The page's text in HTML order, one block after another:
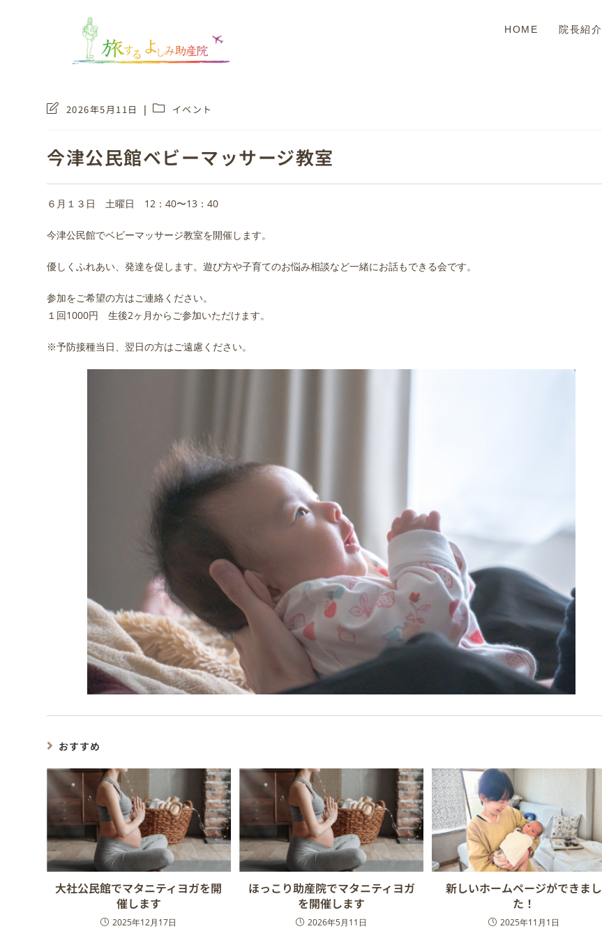
HOME 院長紹介
2026年5月11日 イベント
今津公民館ベビーマッサージ教室
６月１３日 土曜日 12：40〜13：40
今津公民館でベビーマッサージ教室を開催します。
優しくふれあい、発達を促します。遊び方や子育てのお悩み相談など一緒にお話もできる会です。
参加をご希望の方はご連絡ください。
１回1000円 生後2ヶ月からご参加いただけます。
※予防接種当日、翌日の方はご遠慮ください。
おすすめ
大社公民館でマタニティヨガを開
催します
2025年12月17日
ほっこり助産院でマタニティヨガ
を開催します
2026年5月11日
新しいホームページができまし
た！
2025年11月1日